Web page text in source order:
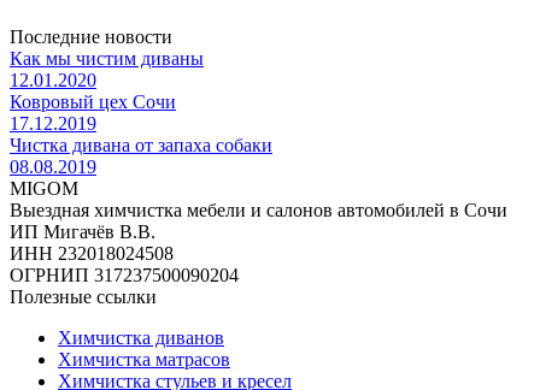
Последние новости
Как мы чистим диваны
12.01.2020
Ковровый цех Сочи
17.12.2019
Чистка дивана от запаха собаки
08.08.2019
MIGOM
Выездная химчистка мебели и салонов автомобилей в Сочи
ИП Мигачёв В.В.
ИНН 232018024508
ОГРНИП 317237500090204
Полезные ссылки
Химчистка диванов
Химчистка матрасов
Химчистка стульев и кресел